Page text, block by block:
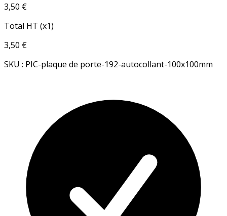
3,50 €
Total HT (x1)
3,50 €
SKU : PIC-plaque de porte-192-autocollant-100x100mm